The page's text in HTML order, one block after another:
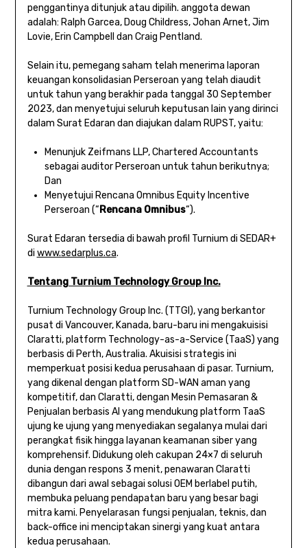
penggantinya ditunjuk atau dipilih. anggota dewan
adalah: Ralph Garcea, Doug Childress, Johan Arnet, Jim
Lovie, Erin Campbell dan Craig Pentland.
Selain itu, pemegang saham telah menerima laporan
keuangan konsolidasian Perseroan yang telah diaudit
untuk tahun yang berakhir pada tanggal 30 September
2023, dan menyetujui seluruh keputusan lain yang dirinci
dalam Surat Edaran dan diajukan dalam RUPST, yaitu:
Menunjuk Zeifmans LLP, Chartered Accountants
sebagai auditor Perseroan untuk tahun berikutnya;
Dan
Menyetujui Rencana Omnibus Equity Incentive
Perseroan (“Rencana Omnibus“).
Surat Edaran tersedia di bawah profil Turnium di SEDAR+
di www.sedarplus.ca.
Tentang Turnium Technology Group Inc.
Turnium Technology Group Inc. (TTGI), yang berkantor
pusat di Vancouver, Kanada, baru-baru ini mengakuisisi
Claratti, platform Technology-as-a-Service (TaaS) yang
berbasis di Perth, Australia. Akuisisi strategis ini
memperkuat posisi kedua perusahaan di pasar. Turnium,
yang dikenal dengan platform SD-WAN aman yang
kompetitif, dan Claratti, dengan Mesin Pemasaran &
Penjualan berbasis AI yang mendukung platform TaaS
ujung ke ujung yang menyediakan segalanya mulai dari
perangkat fisik hingga layanan keamanan siber yang
komprehensif. Didukung oleh cakupan 24×7 di seluruh
dunia dengan respons 3 menit, penawaran Claratti
dibangun dari awal sebagai solusi OEM berlabel putih,
membuka peluang pendapatan baru yang besar bagi
mitra kami. Penyelarasan fungsi penjualan, teknis, dan
back-office ini menciptakan sinergi yang kuat antara
kedua perusahaan.